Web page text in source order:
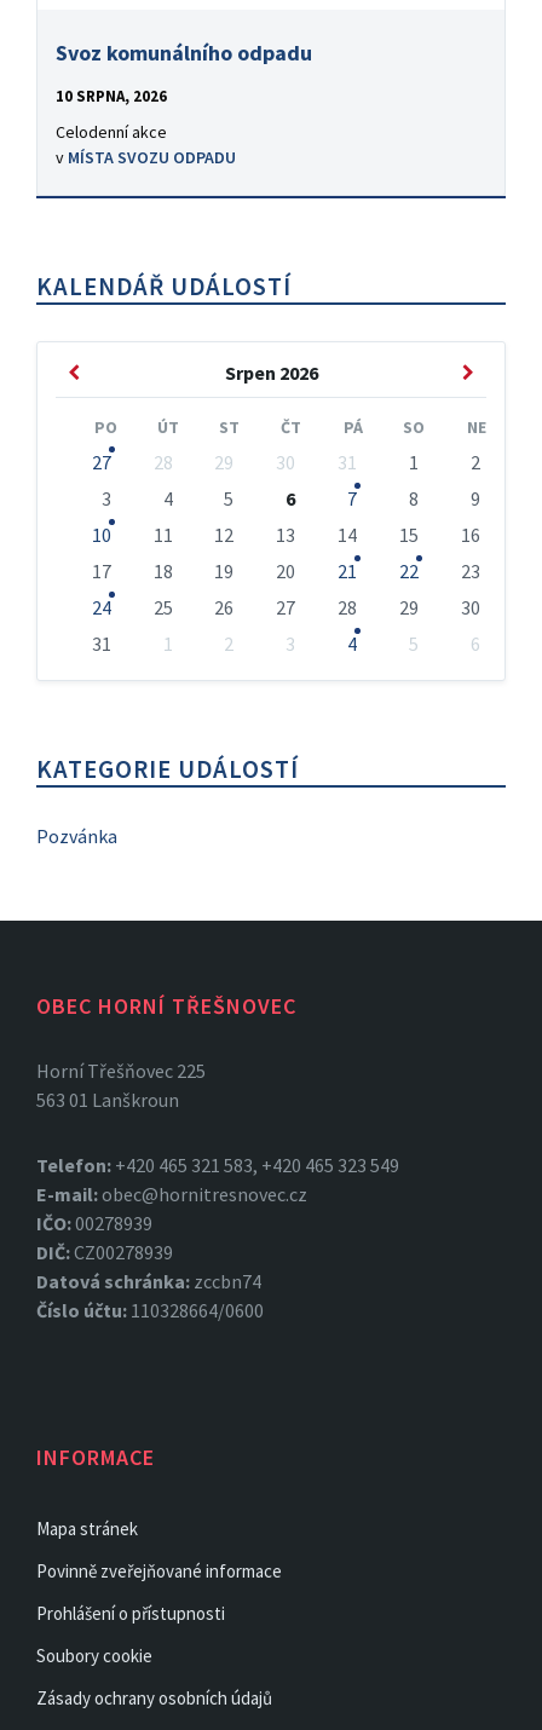
Svoz komunálního odpadu
10 SRPNA, 2026
Celodenní akce
v MÍSTA SVOZU ODPADU
KALENDÁŘ UDÁLOSTÍ
Srpen 2026
Předchozí
PO ÚT ST ČT PÁ SO NE
Přeskočit
kalendářní
27 28 29 30 31 1
2
3
4 5 6 7 8
9
10
11 12 13 14 15
16
17
18 19 20 21 22
23
24
25 26 27 28 29
30
31
1 2 3 4 5
6
Zpět
dny
KATEGORIE UDÁLOSTÍ
Pozvánka
OBEC HORNÍ TŘEŠNOVEC
Horní Třešňovec 225
563 01 Lanškroun
Telefon: +420 465 321 583, +420 465 323 549
E-mail:obec@hornitresnovec.cz
IČO:00278939
DIČ:CZ00278939
Datová schránka: zccbn74
Číslo účtu: 110328664/0600
INFORMACE
Mapa stránek
Povinně zveřejňované informace
Prohlášení o přístupnosti
Soubory cookie
Zásady ochrany osobních údajů